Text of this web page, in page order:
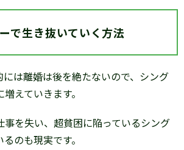
で生き抜いていく方法
には離婚は後を絶たないので、シング
えていきます。
事を失い、超貧困に陥っているシング
のも現実です。